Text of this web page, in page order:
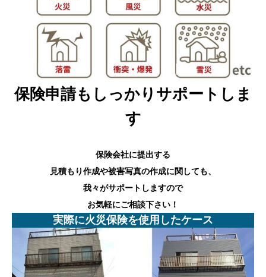
保険申請もしっかりサポートしま
す
保険会社に提出する
見積もり作成や被害写真の作成に関しても、
我々がサポートしますので
お気軽にご相談下さい！
実際に火災保険を使用したケース